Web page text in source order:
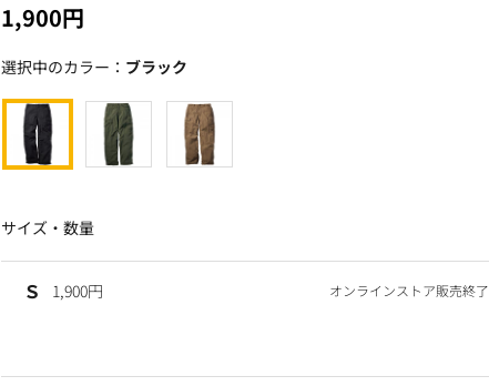
1,900円
選択中のカラー： ブラック
サイズ・数量
Ｓ 1,900円 オンラインストア販売終了